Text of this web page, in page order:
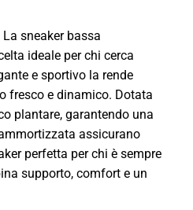
sneaker bassa
ideale per chi cerca
e sportivo la rende
fresco e dinamico. Dotata
plantare, garantendo una
assicurano
perfetta per chi è sempre
supporto, comfort e un